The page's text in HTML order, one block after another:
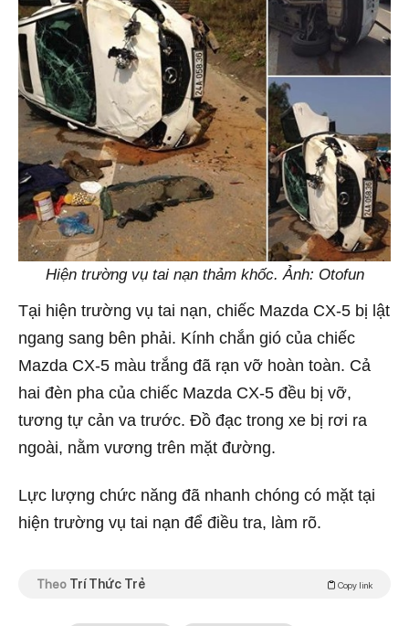
Hiện trường vụ tai nạn thảm khốc. Ảnh: Otofun
Tại hiện trường vụ tai nạn, chiếc Mazda CX-5 bị lật
ngang sang bên phải. Kính chắn gió của chiếc
Mazda CX-5 màu trắng đã rạn vỡ hoàn toàn. Cả
hai đèn pha của chiếc Mazda CX-5 đều bị vỡ,
tương tự cản va trước. Đồ đạc trong xe bị rơi ra
ngoài, nằm vương trên mặt đường.
Lực lượng chức năng đã nhanh chóng có mặt tại
hiện trường vụ tai nạn để điều tra, làm rõ.
Theo Trí Thức Trẻ Copy link